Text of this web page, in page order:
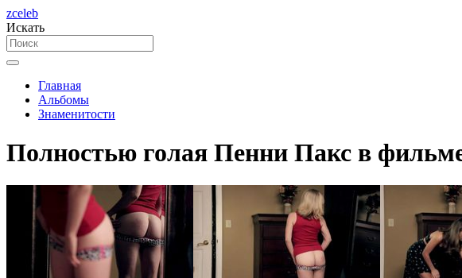
zceleb
Искать
Главная
Альбомы
Знаменитости
Полностью голая Пенни Пакс в